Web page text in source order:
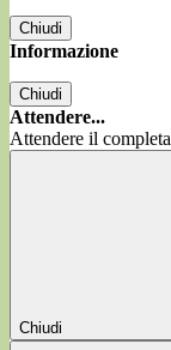
Chiudi
Informazione
Chiudi
Attendere...
Attendere il
Chiudi